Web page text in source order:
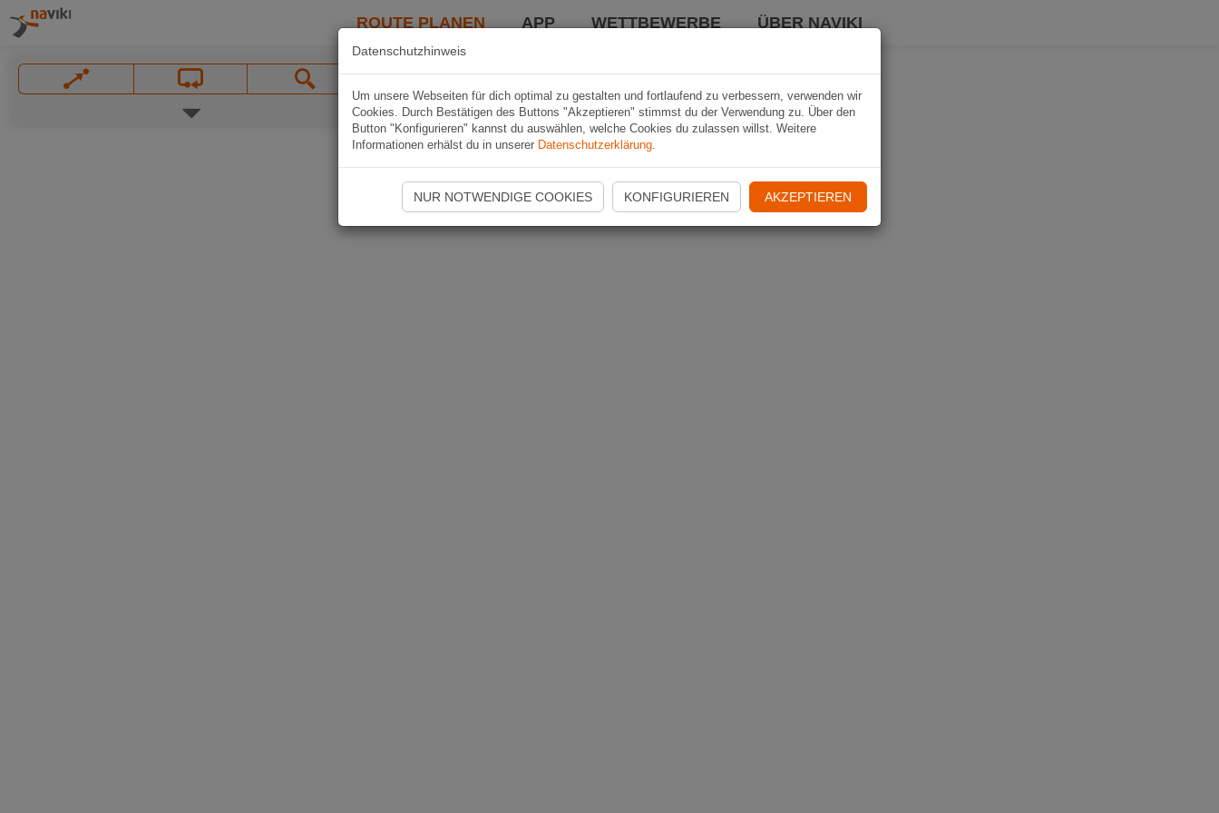
ROUTE PLANEN APP WETTBEWERBE ÜBER NAVIKI
Datenschutzhinweis
Um unsere Webseiten für dich optimal zu gestalten und fortlaufend zu verbessern, verwenden wir
Cookies. Durch Bestätigen des Buttons "Akzeptieren" stimmst du der Verwendung zu. Über den
Button "Konfigurieren" kannst du auswählen, welche Cookies du zulassen willst. Weitere
Informationen erhälst du in unserer Datenschutzerklärung.
NUR NOTWENDIGE COOKIES KONFIGURIEREN AKZEPTIEREN